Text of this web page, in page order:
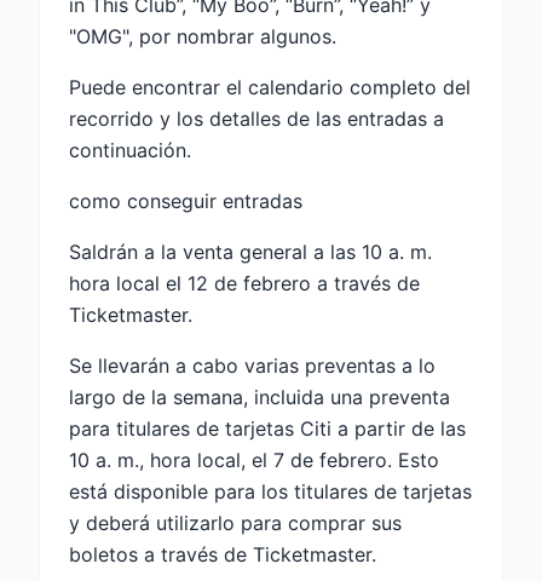
in This Club”, “My Boo”, “Burn”, “Yeah!” y
"OMG", por nombrar algunos.
Puede encontrar el calendario completo del
recorrido y los detalles de las entradas a
continuación.
como conseguir entradas
Saldrán a la venta general a las 10 a. m.
hora local el 12 de febrero a través de
Ticketmaster.
Se llevarán a cabo varias preventas a lo
largo de la semana, incluida una preventa
para titulares de tarjetas Citi a partir de las
10 a. m., hora local, el 7 de febrero. Esto
está disponible para los titulares de tarjetas
y deberá utilizarlo para comprar sus
boletos a través de Ticketmaster.